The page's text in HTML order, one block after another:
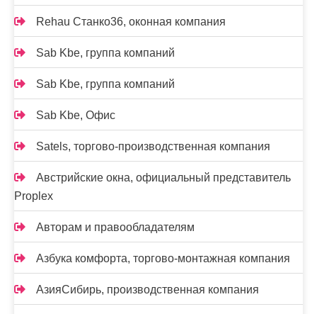
Rehau Станко36, оконная компания
Sab Kbe, группа компаний
Sab Kbe, группа компаний
Sab Kbe, Офис
Satels, торгово-производственная компания
Австрийские окна, официальный представитель
Proplex
Авторам и правообладателям
Азбука комфорта, торгово-монтажная компания
АзияСибирь, производственная компания